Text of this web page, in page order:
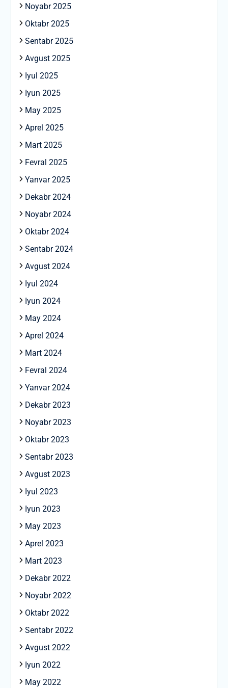
Noyabr 2025
Oktabr 2025
Sentabr 2025
Avgust 2025
Iyul 2025
Iyun 2025
May 2025
Aprel 2025
Mart 2025
Fevral 2025
Yanvar 2025
Dekabr 2024
Noyabr 2024
Oktabr 2024
Sentabr 2024
Avgust 2024
Iyul 2024
Iyun 2024
May 2024
Aprel 2024
Mart 2024
Fevral 2024
Yanvar 2024
Dekabr 2023
Noyabr 2023
Oktabr 2023
Sentabr 2023
Avgust 2023
Iyul 2023
Iyun 2023
May 2023
Aprel 2023
Mart 2023
Dekabr 2022
Noyabr 2022
Oktabr 2022
Sentabr 2022
Avgust 2022
Iyun 2022
May 2022